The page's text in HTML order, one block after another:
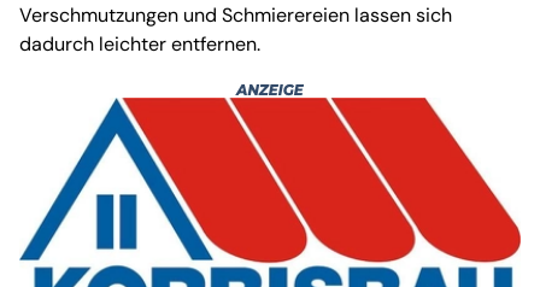
Verschmutzungen und Schmierereien lassen sich
dadurch leichter entfernen.